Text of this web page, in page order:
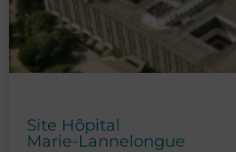
Site Hôpital
Marie-Lannelongue